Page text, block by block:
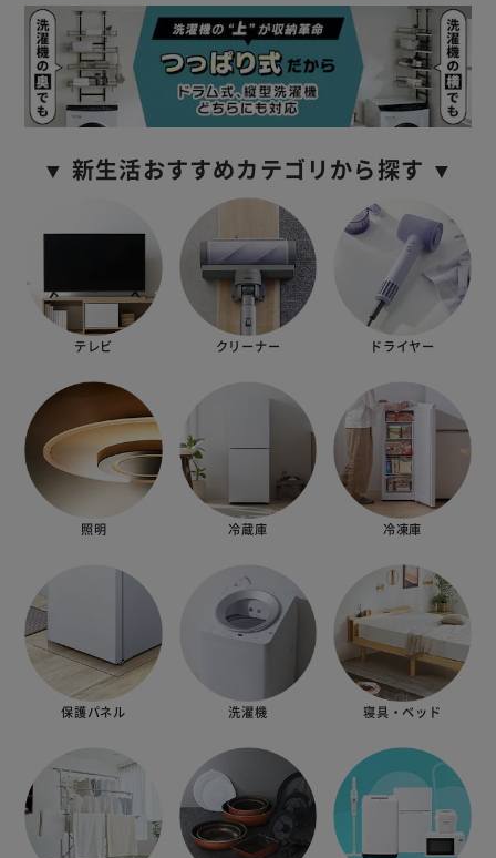
▼ 新生活おすすめカテゴリから探す ▼
テレビ クリーナー ドライヤー
照明 冷蔵庫 冷凍庫
保護パネル 洗濯機 寝具・ベッド